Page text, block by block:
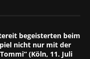
begeisterten beim
nicht nur mit der
(Köln, 11. Juli